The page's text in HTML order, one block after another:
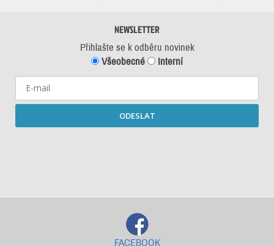
NEWSLETTER
Přihlašte se k odběru novinek
Všeobecné
Interní
ODESLAT
FACEBOOK